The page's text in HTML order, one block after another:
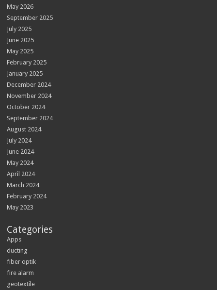
May 2026
September 2025
July 2025
June 2025
May 2025
February 2025
January 2025
December 2024
November 2024
October 2024
September 2024
August 2024
July 2024
June 2024
May 2024
April 2024
March 2024
February 2024
May 2023
Categories
Apps
ducting
fiber optik
fire alarm
geotextile